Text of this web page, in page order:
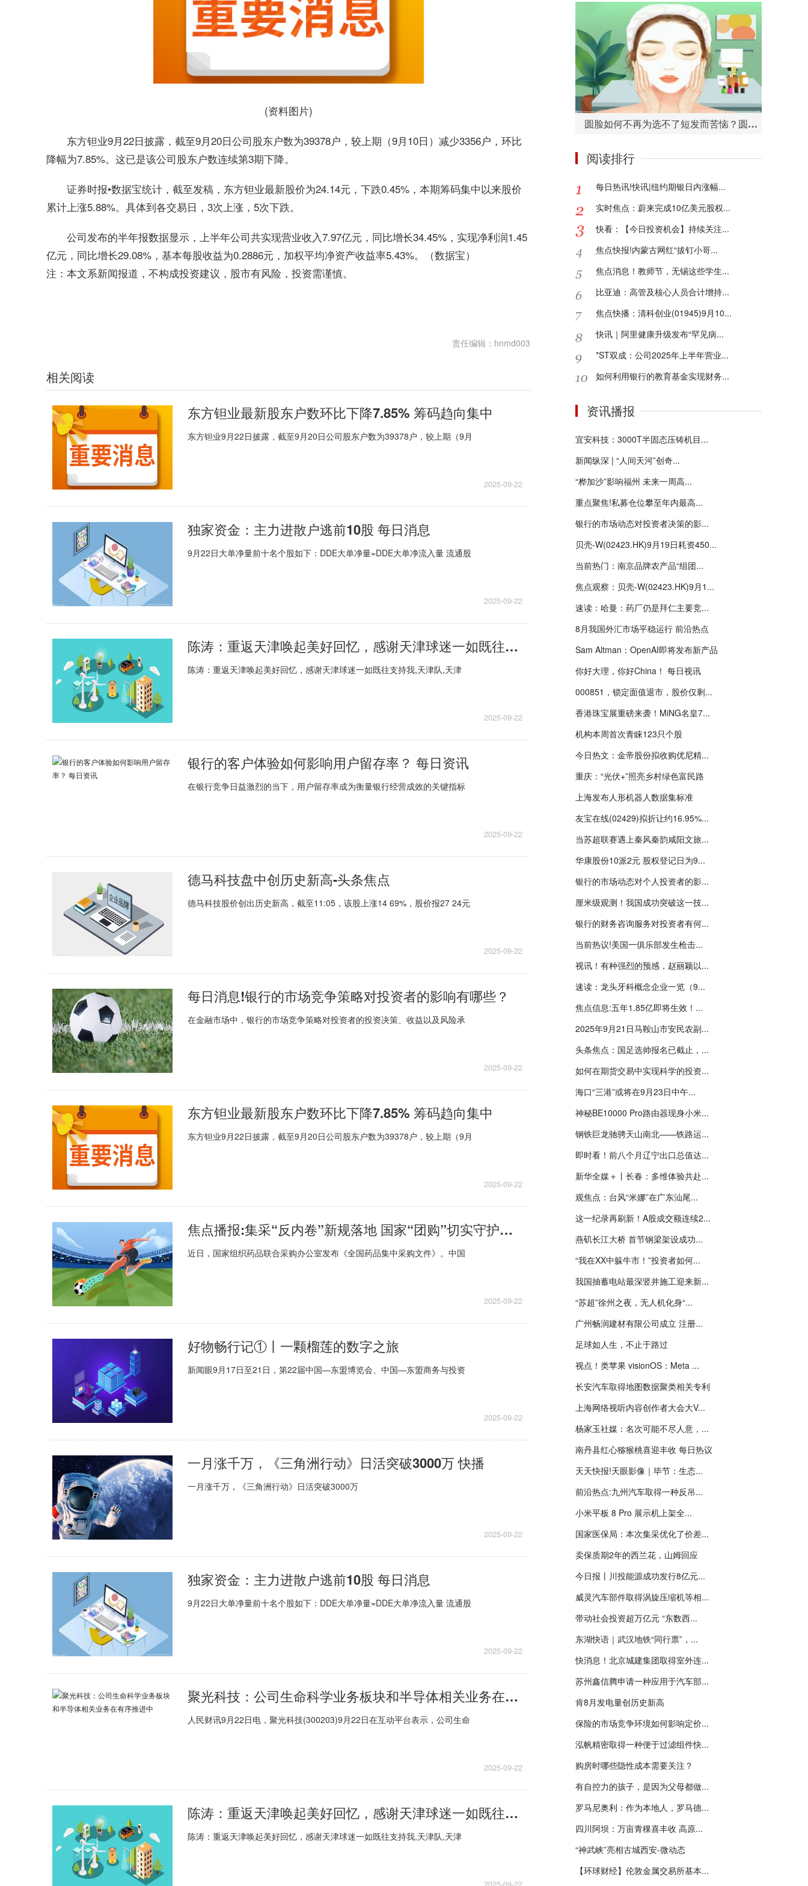
(资料图片)
东方钽业9月22日披露，截至9月20日公司股东户数为39378户，较上期（9月10日）减少3356户，环比
降幅为7.85%。这已是该公司股东户数连续第3期下降。
证券时报•数据宝统计，截至发稿，东方钽业最新股价为24.14元，下跌0.45%，本期筹码集中以来股价
累计上涨5.88%。具体到各交易日，3次上涨，5次下跌。
公司发布的半年报数据显示，上半年公司共实现营业收入7.97亿元，同比增长34.45%，实现净利润1.45
亿元，同比增长29.08%，基本每股收益为0.2886元，加权平均净资产收益率5.43%。（数据宝）
注：本文系新闻报道，不构成投资建议，股市有风险，投资需谨慎。
责任编辑：hnmd003
相关阅读
东方钽业最新股东户数环比下降7.85% 筹码趋向集中
东方钽业9月22日披露，截至9月20日公司股东户数为39378户，较上期（9月
2025-09-22
独家资金：主力进散户逃前10股 每日消息
9月22日大单净量前十名个股如下：DDE大单净量=DDE大单净流入量 流通股
2025-09-22
陈涛：重返天津唤起美好回忆，感谢天津球迷一如既往支持我|速读
陈涛：重返天津唤起美好回忆，感谢天津球迷一如既往支持我,天津队,天津
2025-09-22
银行的客户体验如何影响用户留存率？ 每日资讯
在银行竞争日益激烈的当下，用户留存率成为衡量银行经营成效的关键指标
2025-09-22
德马科技盘中创历史新高-头条焦点
德马科技股价创出历史新高，截至11:05，该股上涨14 69%，股价报27 24元
2025-09-22
每日消息!银行的市场竞争策略对投资者的影响有哪些？
在金融市场中，银行的市场竞争策略对投资者的投资决策、收益以及风险承
2025-09-22
东方钽业最新股东户数环比下降7.85% 筹码趋向集中
东方钽业9月22日披露，截至9月20日公司股东户数为39378户，较上期（9月
2025-09-22
焦点播报:集采“反内卷”新规落地 国家“团购”切实守护民众用药质量安全
近日，国家组织药品联合采购办公室发布《全国药品集中采购文件》。中国
2025-09-22
好物畅行记①丨一颗榴莲的数字之旅
新闻眼9月17日至21日，第22届中国—东盟博览会、中国—东盟商务与投资
2025-09-22
一月涨千万，《三角洲行动》日活突破3000万 快播
一月涨千万，《三角洲行动》日活突破3000万
2025-09-22
独家资金：主力进散户逃前10股 每日消息
9月22日大单净量前十名个股如下：DDE大单净量=DDE大单净流入量 流通股
2025-09-22
聚光科技：公司生命科学业务板块和半导体相关业务在有序推进中
人民财讯9月22日电，聚光科技(300203)9月22日在互动平台表示，公司生命
2025-09-22
陈涛：重返天津唤起美好回忆，感谢天津球迷一如既往支持我|速读
陈涛：重返天津唤起美好回忆，感谢天津球迷一如既往支持我,天津队,天津
2025-09-22
圆脸如何不再为选不了短发而苦恼？圆脸适合的短发造型有哪些？
阅读排行
每日热讯!快讯|纽约期银日内涨幅...
实时焦点：蔚来完成10亿美元股权...
快看：【今日投资机会】持续关注...
焦点快报!内蒙古网红“拔钉小哥...
焦点消息！教师节，无锡这些学生...
比亚迪：高管及核心人员合计增持...
焦点快播：清科创业(01945)9月10...
快讯｜阿里健康升级发布“罕见病...
*ST双成：公司2025年上半年营业...
如何利用银行的教育基金实现财务...
资讯播报
宜安科技：3000T半固态压铸机目...
新闻纵深 | “人间天河”创奇...
“桦加沙”影响福州 未来一周高...
重点聚焦!私募仓位攀至年内最高...
银行的市场动态对投资者决策的影...
贝壳-W(02423.HK)9月19日耗资450...
当前热门：南京品牌农产品“组团...
焦点观察：贝壳-W(02423.HK)9月1...
速读：哈曼：药厂仍是拜仁主要竞...
8月我国外汇市场平稳运行 前沿热点
Sam Altman：OpenAI即将发布新产品
你好大理，你好China！ 每日视讯
000851，锁定面值退市，股价仅剩...
香港珠宝展重磅来袭！MiNG名皇7...
机构本周首次青睐123只个股
今日热文：金帝股份拟收购优尼精...
重庆：“光伏+”照亮乡村绿色富民路
上海发布人形机器人数据集标准
友宝在线(02429)拟折让约16.95%...
当苏超联赛遇上秦风秦韵咸阳文旅...
华康股份10派2元 股权登记日为9...
银行的市场动态对个人投资者的影...
厘米级观测！我国成功突破这一技...
银行的财务咨询服务对投资者有何...
当前热议!美国一俱乐部发生枪击...
视讯！有种强烈的预感，赵丽颖以...
速读：龙头牙科概念企业一览（9...
焦点信息:五年1.85亿即将生效！...
2025年9月21日马鞍山市安民农副...
头条焦点：国足选帅报名已截止，...
如何在期货交易中实现科学的投资...
海口“三港”或将在9月23日中午...
神秘BE10000 Pro路由器现身小米...
钢铁巨龙驰骋天山南北——铁路运...
即时看！前八个月辽宁出口总值达...
新华全媒＋丨长春：多维体验共赴...
观焦点：台风“米娜”在广东汕尾...
这一纪录再刷新！A股成交额连续2...
燕矶长江大桥 首节钢梁架设成功...
“我在XX中躲牛市！”投资者如何...
我国抽蓄电站最深竖井施工迎来新...
“苏超”徐州之夜，无人机化身“...
广州畅润建材有限公司成立 注册...
足球如人生，不止于路过
视点！类苹果 visionOS：Meta ...
长安汽车取得地图数据聚类相关专利
上海网络视听内容创作者大会大V...
杨家玉社媒：名次可能不尽人意，...
南丹县红心猕猴桃喜迎丰收 每日热议
天天快报!天眼影像｜毕节：生态...
前沿热点:九州汽车取得一种反吊...
小米平板 8 Pro 展示机上架全...
国家医保局：本次集采优化了价差...
卖保质期2年的西兰花，山姆回应
今日报丨川投能源成功发行8亿元...
威灵汽车部件取得涡旋压缩机等相...
带动社会投资超万亿元 “东数西...
东湖快语｜武汉地铁“同行票”，...
快消息！北京城建集团取得室外连...
苏州鑫信腾申请一种应用于汽车部...
肯8月发电量创历史新高
保险的市场竞争环境如何影响定价...
泓帆精密取得一种便于过滤组件快...
购房时哪些隐性成本需要关注？
有自控力的孩子，是因为父母都做...
罗马尼奥利：作为本地人，罗马德...
四川阿坝：万亩青稞喜丰收 高原...
“神武峡”亮相古城西安-微动态
【环球财经】伦敦金属交易所基本...